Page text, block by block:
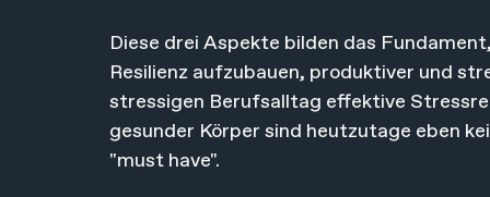
Diese drei Aspekte bilden das
Resilienz aufzubauen, produktiver und
stressigen Berufsalltag effektive
gesunder Körper sind heutzutage eben
"must have".